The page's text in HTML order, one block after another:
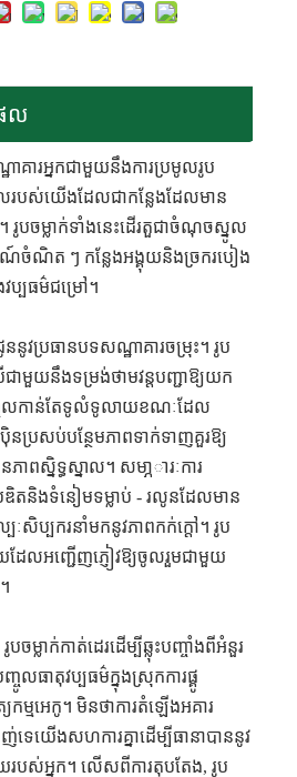
ល
ាគារអ្នកជាមួយនឹងការប្រមូលរូប
របស់យើងដែលជាកន្លែងដែលមាន
រូបចម្លាក់ទាំងនេះដើរតួជាចំណុចស្នូល
ចំណិត ៗ កន្លែងអង្គុយនិងច្រករបៀង
ប្បធម៌ជម្រៅ។
នូវប្រធានបទសណ្ឋាគារចម្រុះ។ រូប
ជាមួយនឹងទម្រង់ថាមវន្តបញ្ជាឱ្យយក
ញ្ចូលកាន់តែទូលំទូលាយខណៈដែល
រសប់បន្ថែមភាពទាក់ទាញគួរឱ្យ
ពស្និទ្ធស្នាល។ សមា្ភារៈការ
ឌិតនិងទំនៀមទម្លាប់ - រលូនដែលមាន
សិប្បករនាំមកនូវភាពកក់ក្តៅ។ រូប
ដែលអញ្ជើញភ្ញៀវឱ្យចូលរួមជាមួយ
ចម្លាក់កាត់ដេរដើម្បីឆ្លុះបញ្ចាំងពីអំនួរ
លធាតុវប្បធម៌ក្នុងស្រុកការផ្គូ
ម្មអេកូ។ មិនថាការតំឡើងអគារ
ទេយើងសហការគ្នាដើម្បីធានាបាននូវ
របស់អ្នក។ លើសពីការតុបតែង, រូប